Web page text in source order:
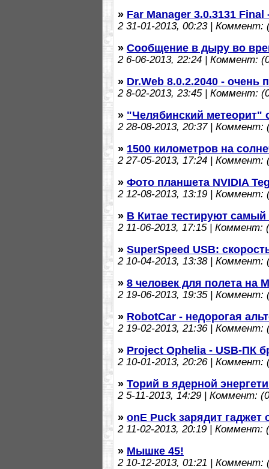
» Far Manager 3.0.3131
231-01-2013, 00:23 | Коммент:
» Сообщение в дыру во
26-06-2013, 22:24 | Коммент:
» Dr.Web 8.0.2.2040 - очень
28-02-2013, 23:45 | Коммент:
» "Челябинский метеорит"
228-08-2013, 20:37 | Коммент:
» 1500 километров на
227-05-2013, 17:24 | Коммент:
» Фото планшета NVIDIA
212-08-2013, 13:19 | Коммент:
» В Китае тестируют
211-06-2013, 17:15 | Коммент:
» SuperSpeed USB:
210-04-2013, 13:38 | Коммент:
» 8 человек для полета на
219-06-2013, 19:35 | Коммент:
» RobotCar - недорогая
219-02-2013, 21:36 | Коммент:
» Project Ophelia - USB-ПК
210-01-2013, 20:26 | Коммент:
» Торий в ядерной
25-11-2013, 14:29 | Коммент:
» onE Puck зарядит гаджет
211-02-2013, 20:19 | Коммент:
» Мышке 45!
210-12-2013, 01:21 | Коммент: